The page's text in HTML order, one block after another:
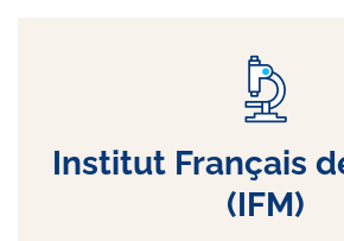
Institut Français
(IFM)